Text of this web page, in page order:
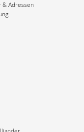
& Adressen